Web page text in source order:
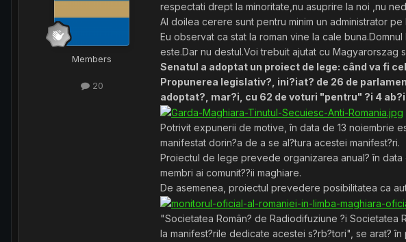
Members
20
respectati drept la minoritate,nu asuprire la noi ,nu
Al doilea cerere sunt pentru minim un administrator
Eu observat ca stat la roman vine la cale
este.Dar nu destul.Voi trebuit ajutat cu Magyarorszag
Senatul a adoptat un proiect de lege: când va fi
Propunerea legislativ?, ini?iat? de 26 de
adoptat?, mar?i, cu 62 de voturi "pentru" ?i 4
Potrivit expunerii de motive, în data de 13 noiembrie
manifestat dorin?a de a se al?tura acestei manifest?ri.
Proiectul de lege prevede organizarea anual? în data
membri ai comunit??ii maghiare.
De asemenea, proiectul prevedere posibilitatea ca
"Societatea Român? de Radiodifuziune ?i
la manifest?rile dedicate acestei s?rb?tori", se arat?